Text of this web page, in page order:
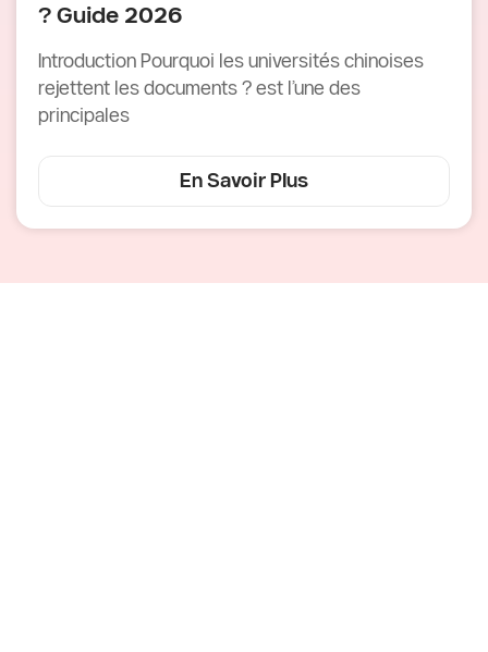
? Guide 2026
Introduction Pourquoi les universités chinoises
rejettent les documents ? est l’une des
principales
En Savoir Plus